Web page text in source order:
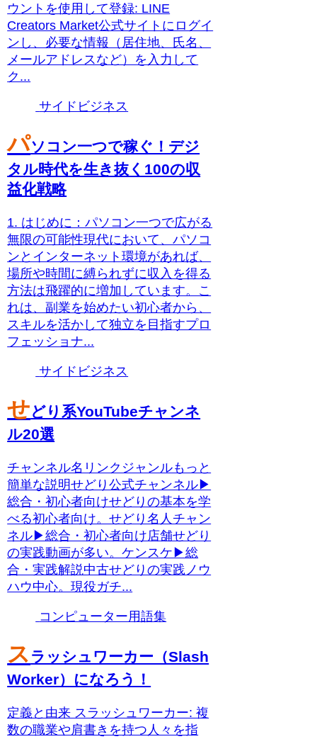
ウントを使用して登録: LINE
Creators Market公式サイトにログイ
ンし、必要な情報（居住地、氏名、
メールアドレスなど）を入力して
ク...
サイドビジネス
パソコン一つで稼ぐ！デジ
タル時代を生き抜く100の収
益化戦略
1. はじめに：パソコン一つで広がる
無限の可能性現代において、パソコ
ンとインターネット環境があれば、
場所や時間に縛られずに収入を得る
方法は飛躍的に増加しています。こ
れは、副業を始めたい初心者から、
スキルを活かして独立を目指すプロ
フェッショナ...
サイドビジネス
せどり系YouTubeチャンネ
ル20選
チャンネル名リンクジャンルもっと
簡単な説明せどり公式チャンネル▶
総合・初心者向けせどりの基本を学
べる初心者向け。せどり名人チャン
ネル▶総合・初心者向け店舗せどり
の実践動画が多い。ケンスケ▶総
合・実践解説中古せどりの実践ノウ
ハウ中心。現役ガチ...
コンピューター用語集
ス ラッシュワーカー（Slash
Worker）になろう！
定義と由来 スラッシュワーカー: 複
数の職業や肩書きを持つ人々を指